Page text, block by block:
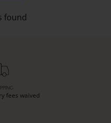
found
fees waived